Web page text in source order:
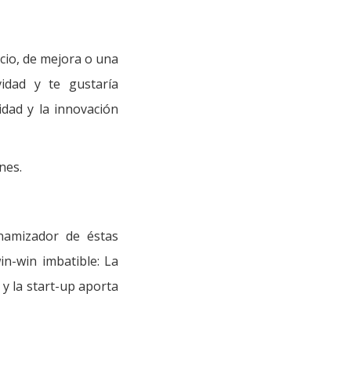
de mejora o una
y te gustaría
y la innovación
de éstas
win imbatible: La
y la start-up aporta